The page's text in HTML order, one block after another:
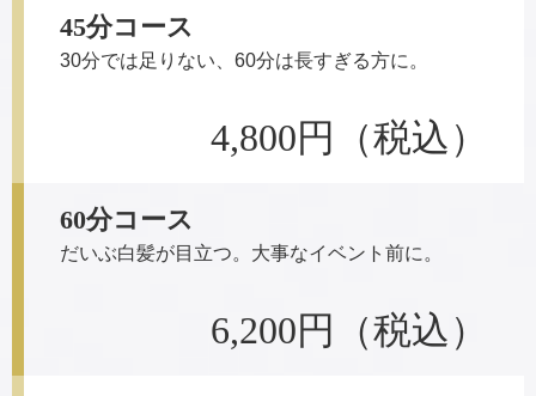
4,800円 （税込）
45分コース
30分では足りない、60分は長すぎる方に。
6,200円 （税込）
60分コース
だいぶ白髪が目立つ。大事なイベント前に。